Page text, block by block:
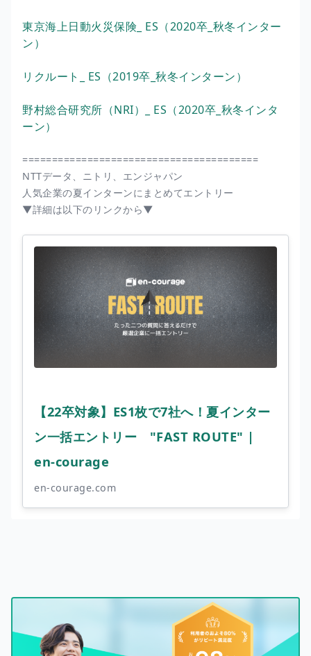
東京海上日動火災保険_ ES（2020卒_秋冬インター
ン）
リクルート_ ES（2019卒_秋冬インターン）
野村総合研究所（NRI）_ ES（2020卒_秋冬インタ
ーン）
========================================
NTTデータ、ニトリ、エンジャパン
人気企業の夏インターンにまとめてエントリー
▼詳細は以下のリンクから▼
【22卒対象】ES1枚で7社へ！夏インター
ン一括エントリー "FAST ROUTE" |
en-courage
en-courage.com